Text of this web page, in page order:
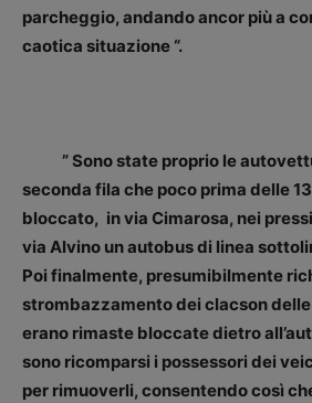
parcheggio, andando ancor più a
caotica situazione “.
” Sono state proprio le
seconda fila che poco prima delle
bloccato, in via Cimarosa, nei
via Alvino un autobus di linea
Poi finalmente, presumibilmente
strombazzamento dei clacson
erano rimaste bloccate dietro
sono ricomparsi i possessori dei
per rimuoverli, consentendo così